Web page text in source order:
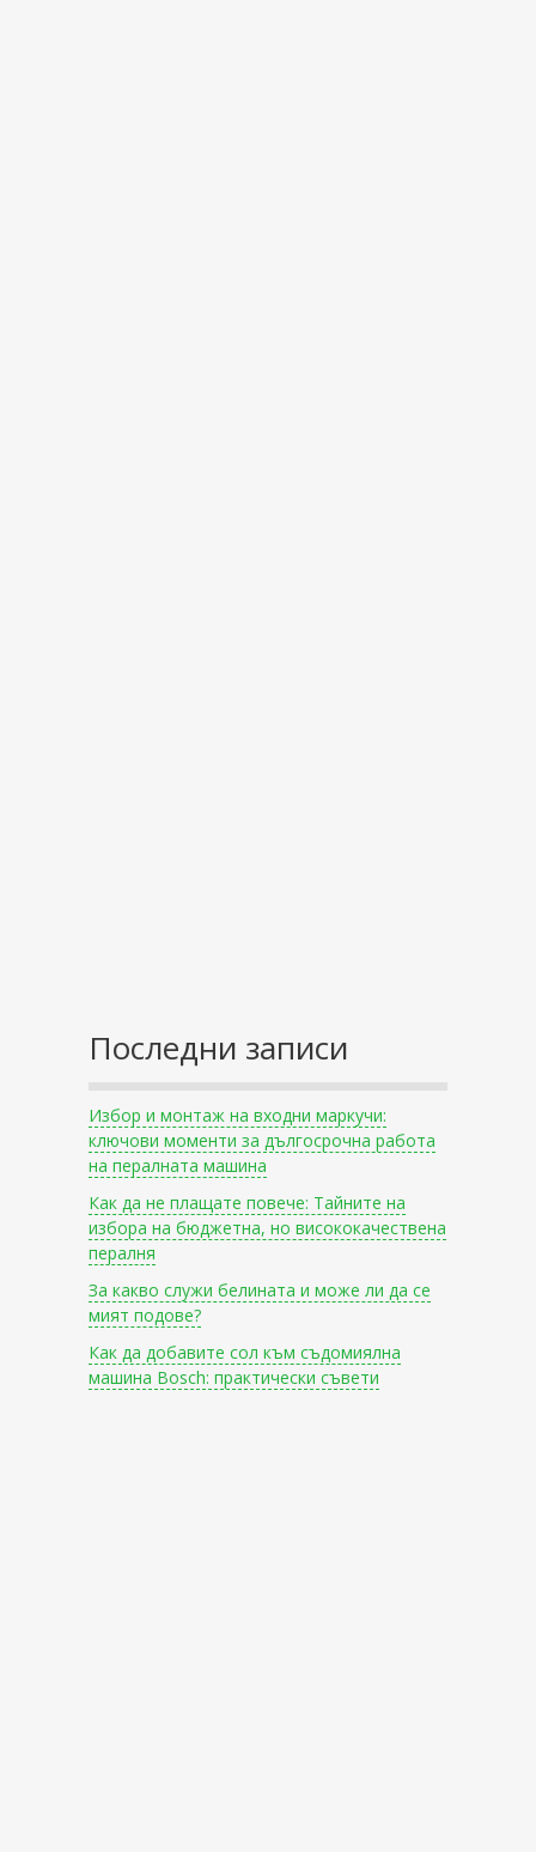
Последни записи
Избор и монтаж на входни маркучи:
ключови моменти за дългосрочна работа
на пералната машина
Как да не плащате повече: Тайните на
избора на бюджетна, но висококачествена
пералня
За какво служи белината и може ли да се
мият подове?
Как да добавите сол към съдомиялна
машина Bosch: практически съвети